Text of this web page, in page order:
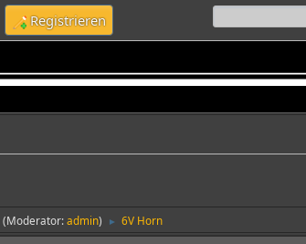
Registrieren
(Moderator:admin) ► 6V Horn